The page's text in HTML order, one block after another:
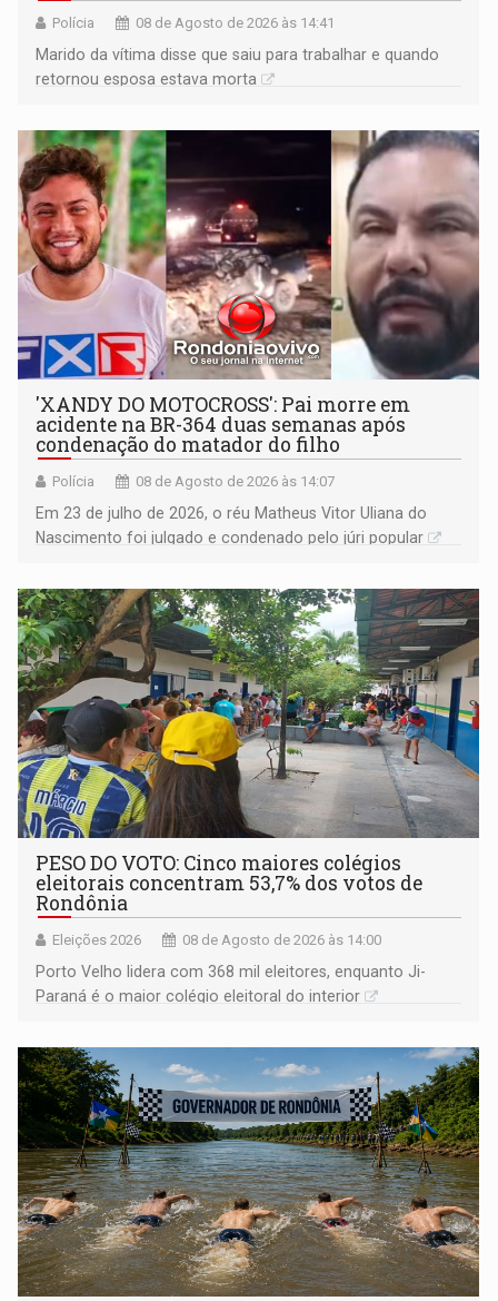
Polícia 08 de Agosto de 2026 às 14:41
Marido da vítima disse que saiu para trabalhar e quando
retornou esposa estava morta
'XANDY DO MOTOCROSS': Pai morre em
acidente na BR-364 duas semanas após
condenação do matador do filho
Polícia 08 de Agosto de 2026 às 14:07
Em 23 de julho de 2026, o réu Matheus Vitor Uliana do
Nascimento foi julgado e condenado pelo júri popular
PESO DO VOTO: Cinco maiores colégios
eleitorais concentram 53,7% dos votos de
Rondônia
Eleições 2026 08 de Agosto de 2026 às 14:00
Porto Velho lidera com 368 mil eleitores, enquanto Ji-
Paraná é o maior colégio eleitoral do interior